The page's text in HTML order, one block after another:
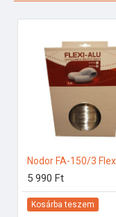
5 990 Ft
Kosárba teszem